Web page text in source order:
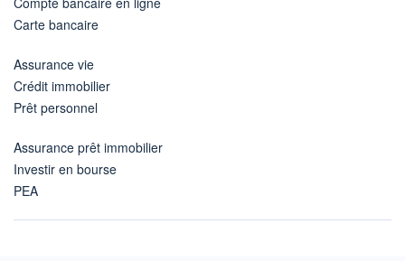
Carte bancaire
Assurance vie
Crédit immobilier
Prêt personnel
Assurance prêt immobilier
Investir en bourse
PEA